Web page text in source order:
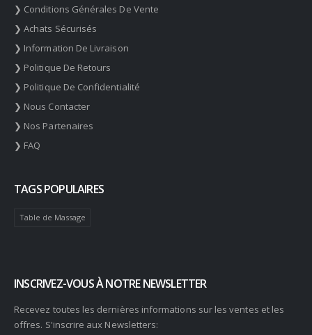
❯ Conditions Générales De Vente
❯ Achats Sécurisés
❯ Information De Livraison
❯ Politique De Retours
❯ Politique De Confidentialité
❯ Nous Contacter
❯ Nos Partenaires
❯ FAQ
TAGS POPULAIRES
Table de Massage
INSCRIVEZ-VOUS À NOTRE NEWSLETTER
Recevez toutes les dernières informations sur les ventes et les
offres. S'inscrire aux Newsletters: